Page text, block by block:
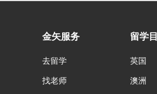
金矢服务
去留学
找老师
留学
英国
澳洲